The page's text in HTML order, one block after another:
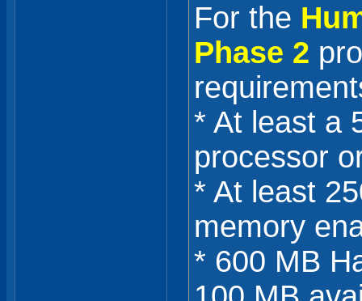
For the
Phase 2
* At least a
processor
* At least
memory
* 600 MB